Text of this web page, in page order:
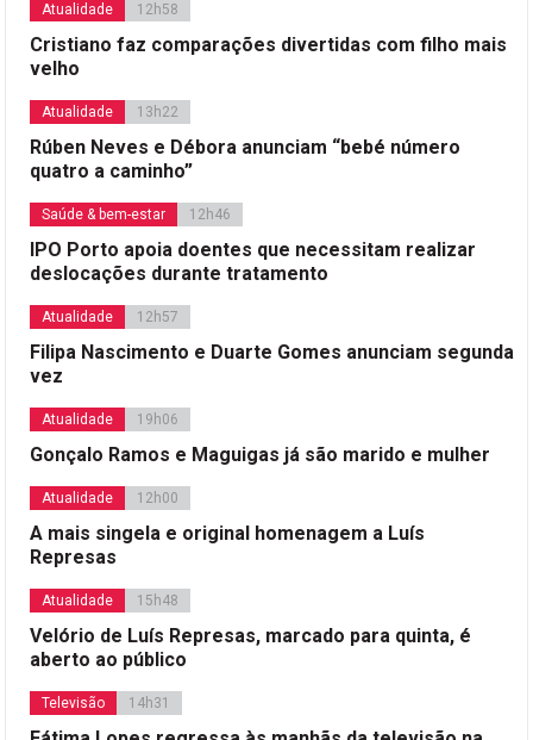
Atualidade 12h58
Cristiano faz comparações divertidas com filho mais
velho
Atualidade 13h22
Rúben Neves e Débora anunciam “bebé número
quatro a caminho”
Saúde & bem-estar 12h46
IPO Porto apoia doentes que necessitam realizar
deslocações durante tratamento
Atualidade 12h57
Filipa Nascimento e Duarte Gomes anunciam segunda
vez
Atualidade 19h06
Gonçalo Ramos e Maguigas já são marido e mulher
Atualidade 12h00
A mais singela e original homenagem a Luís
Represas
Atualidade 15h48
Velório de Luís Represas, marcado para quinta, é
aberto ao público
Televisão 14h31